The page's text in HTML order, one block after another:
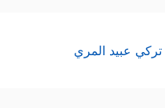
تركي عبيد المري